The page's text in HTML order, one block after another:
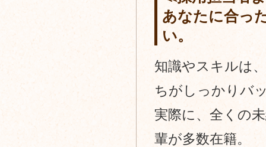
あなたに合っ
い。
知識やスキルは
ちがしっかりバ
実際に、全くの
輩が多数在籍。